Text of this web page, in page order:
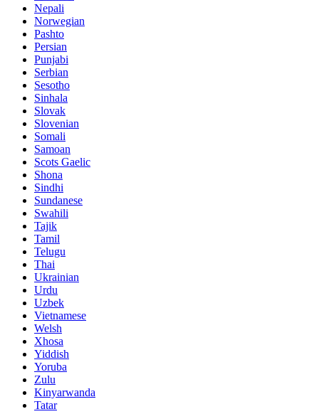
Nepali
Norwegian
Pashto
Persian
Punjabi
Serbian
Sesotho
Sinhala
Slovak
Slovenian
Somali
Samoan
Scots Gaelic
Shona
Sindhi
Sundanese
Swahili
Tajik
Tamil
Telugu
Thai
Ukrainian
Urdu
Uzbek
Vietnamese
Welsh
Xhosa
Yiddish
Yoruba
Zulu
Kinyarwanda
Tatar